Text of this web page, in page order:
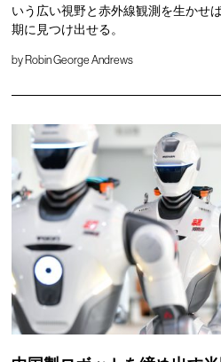
いう広い視野と赤外線観測を生かせ
期に見つけ出せる。
by Robin George Andrews